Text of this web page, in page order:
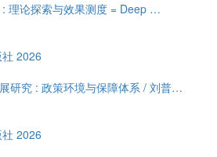
理论探索与效果测度 = Deep …
2026
研究 : 政策环境与保障体系 / 刘普…
2026